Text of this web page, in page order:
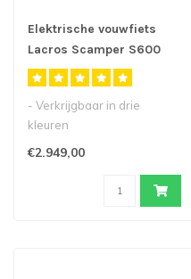
Elektrische vouwfiets
Lacros Scamper S600
M410 Belt
- Verkrijgbaar in drie
kleuren
€2.949,00